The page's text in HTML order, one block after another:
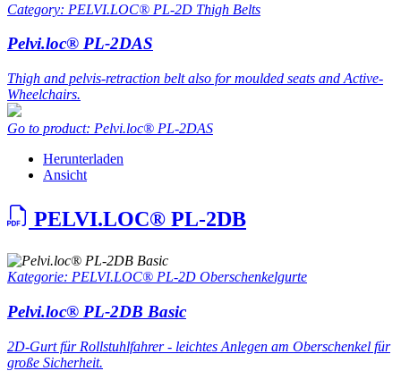
Category: PELVI.LOC® PL-2D Thigh Belts
Pelvi.loc® PL-2DAS
Thigh and pelvis-retraction belt also for moulded seats and Active-
Wheelchairs.
Go to product: Pelvi.loc® PL-2DAS
Herunterladen
Ansicht
PELVI.LOC® PL-2DB
Kategorie: PELVI.LOC® PL-2D Oberschenkelgurte
Pelvi.loc® PL-2DB Basic
2D-Gurt für Rollstuhlfahrer - leichtes Anlegen am Oberschenkel für
große Sicherheit.